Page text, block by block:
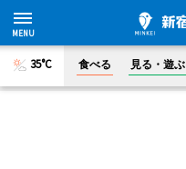
35°C 食べる 見る・遊ぶ